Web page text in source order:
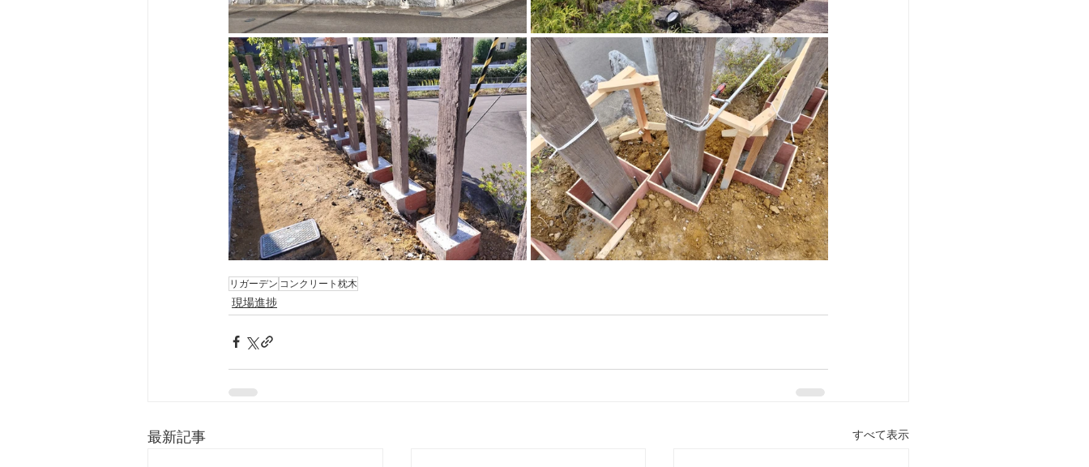
リガーデン コンクリート枕木
現場進捗
最新記事 すべて表示